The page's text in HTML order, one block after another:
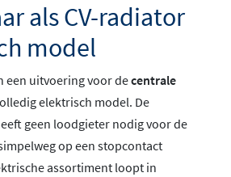
als CV-radiator
model
een uitvoering voor decentrale
elektrisch model. De
geen loodgieter nodig voor de
op een stopcontact
assortiment loopt in